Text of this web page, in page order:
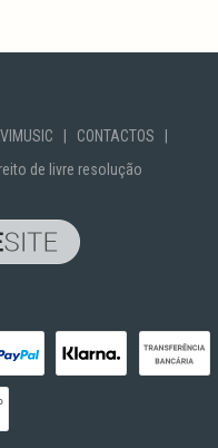
| CONTACTOS |
de livre resolução